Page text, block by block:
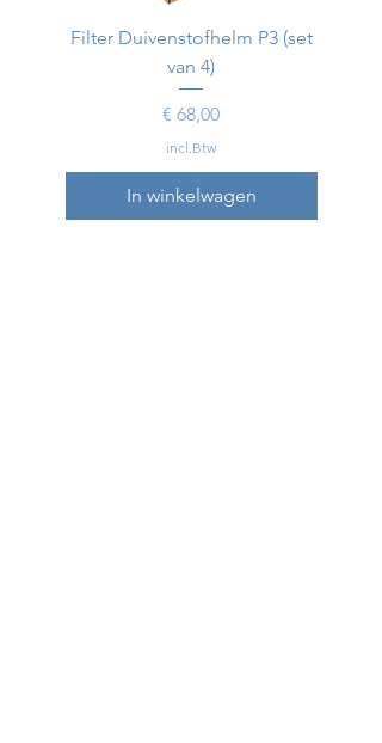
Filter Duivenstofhelm P3 (set
van 4)
Prijs
€ 68,00
incl.Btw
In winkelwagen